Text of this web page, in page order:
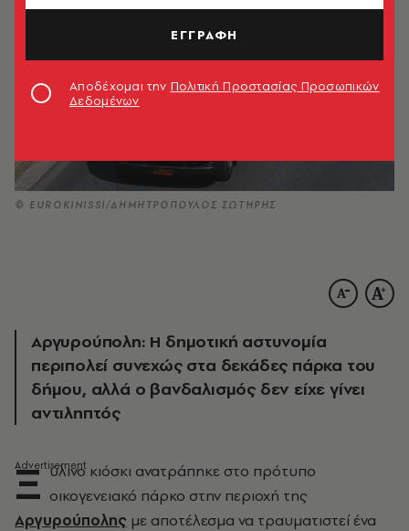
© EUROKINISSI/ΔΗΜΗΤΡΟΠΟΥΛΟΣ ΣΩΤΗΡΗΣ
Αργυρούπολη: Η δημοτική αστυνομία
περιπολεί συνεχώς στα δεκάδες πάρκα του
δήμου, αλλά ο βανδαλισμός δεν είχε γίνει
αντιληπτός
Ξ ύλινο κιόσκι ανατράπηκε στο πρότυπο
οικογενειακό πάρκο στην περιοχή της
Αργυρούπολης με αποτέλεσμα να τραυματιστεί ένα
ΕΓΓΡΑΦΗ
Αποδέχομαι την Πολιτική Προστασίας Προσωπικών
Δεδομένων